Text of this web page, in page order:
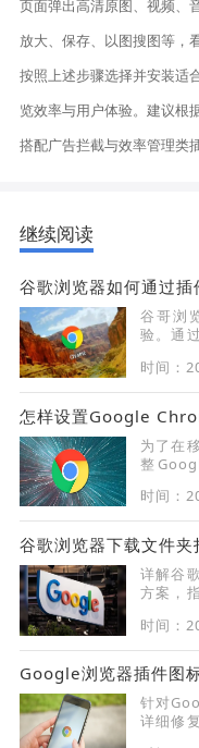
页面弹出高清原图、视频、
放大、保存、以图搜图等，
按照上述步骤选择并安装适
览效率与用户体验。建议根
搭配广告拦截与效率管理类
继续阅读
谷歌浏览器如何通过
谷哥浏
验。通
时间：
怎样设置Google
为了在
整
时间：
谷歌浏览器下载文件
详解谷
方案，
时间：
Google浏览器插件图
针对
详细修